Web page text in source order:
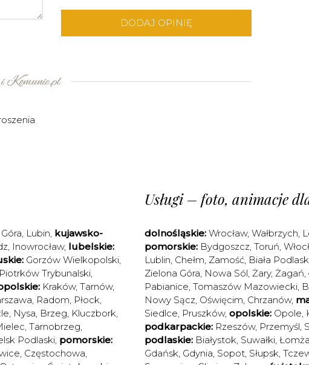
DODAJ OPINIĘ
, Lubin, kujawsko-
, Inowrocław, lubelskie:
Gorzów Wielkopolski,
Trybunalski,
Kraków, Tarnów,
, Radom, Płock,
, Nysa, Brzeg, Kluczbork,
, Tarnobrzeg,
Podlaski, pomorskie:
, Częstochowa,
Usługi – foto, animacje
dolnośląskie: Wrocław, Wałbrzych,
pomorskie: Bydgoszcz, Toruń,
Lublin, Chełm, Zamość, Biała
Zielona Góra, Nowa Sól, Żary, Żagań,
Pabianice, Tomaszów Mazowiecki,
Nowy Sącz, Oświęcim, Chrzanów,
Siedlce, Pruszków, opolskie: Opole,
podkarpackie: Rzeszów, Przemyśl,
podlaskie: Białystok, Suwałki, Łomża
Gdańsk, Gdynia, Sopot, Słupsk,